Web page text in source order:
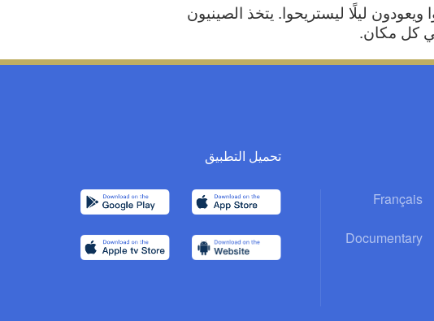
ليلًا ليستريحوا. يتخذ الصينيون
في كل مكان.
Français
Documentary
تحميل التطبيق